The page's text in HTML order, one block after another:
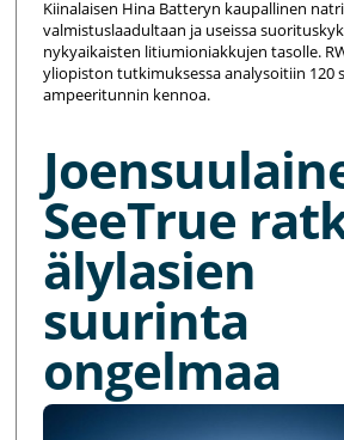
Kiinalaisen Hina Batteryn kaupallinen
valmistuslaadultaan ja useissa
nykyaikaisten litiumioniakkujen tasolle.
yliopiston tutkimuksessa analysoitiin 120
ampeeritunnin kennoa.
SeeTrue
älylasien
suurinta
ongelmaa